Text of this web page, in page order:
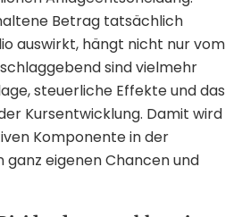
Betrag tatsächlich
auswirkt, hängt nicht nur vom
sind vielmehr
steuerliche Effekte und das
Kursentwicklung. Damit wird
Komponente in der
ganz eigenen Chancen und